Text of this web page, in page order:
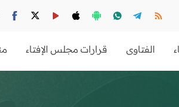
الفتاوى قرارات مجلس الإفتاء